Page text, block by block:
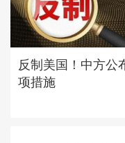
反制美国！中方公
项措施